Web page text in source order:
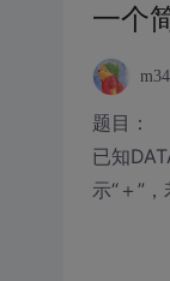
一个
题目：
已知
示“＋”